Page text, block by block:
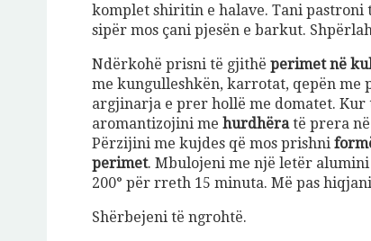
komplet shiritin e halave. Tani pastroni
sipër mos çani pjesën e barkut.
Ndërkohë prisni të gjithë perimet në
me kungulleshkën, karrotat, qepën me
argjinarja e prer hollë me domatet.
aromantizojini me hurdhëratë prera në
Përzijini me kujdes që mos prishni
perimet. Mbulojeni me një letër
200° për rreth 15 minuta. Më pas
Shërbejeni të ngrohtë.